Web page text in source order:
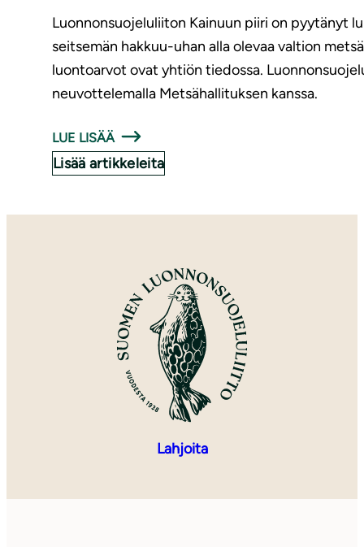
Luonnonsuojeluliiton Kainuun piiri on pyytänyt
seitsemän hakkuu-uhan alla olevaa valtion
luontoarvot ovat yhtiön tiedossa.
neuvottelemalla Metsähallituksen kanssa.
LUE LISÄÄ
Lisää artikkeleita
Lahjoita